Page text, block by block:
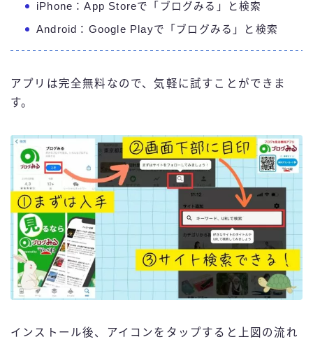
iPhone：App Storeで「ブログみる」と検索
Android：Google Playで「ブログみる」と検索
アプリは完全無料なので、気軽に試すことができま
す。
インストール後、アイコンをタップすると上図の流れ